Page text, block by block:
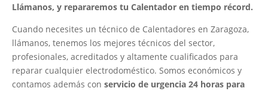
Llámanos, y repararemos tu Calentador en tiempo récord.
Cuando necesites un técnico de Calentadores en Zaragoza,
llámanos, tenemos los mejores técnicos del sector,
profesionales, acreditados y altamente cualificados para
reparar cualquier electrodoméstico. Somos económicos y
contamos además con servicio de urgencia 24 horas para